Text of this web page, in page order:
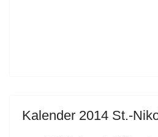
Kalender 2014 St.-